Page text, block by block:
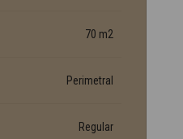
70 m2
Perimetral
Regular